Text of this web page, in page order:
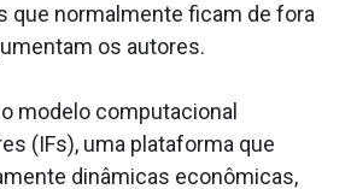
que normalmente ficam de fora
os autores.
modelo computacional
(IFs), uma plataforma que
dinâmicas econômicas,